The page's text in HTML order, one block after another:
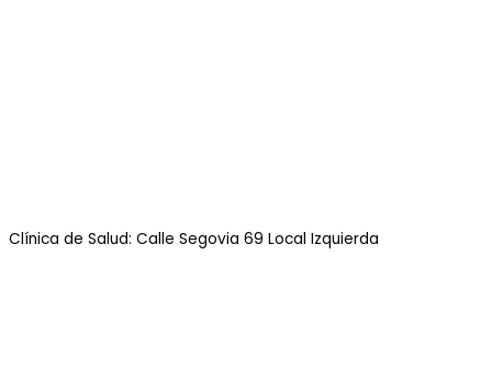
Clínica de Salud: Calle Segovia 69 Local Izquierda